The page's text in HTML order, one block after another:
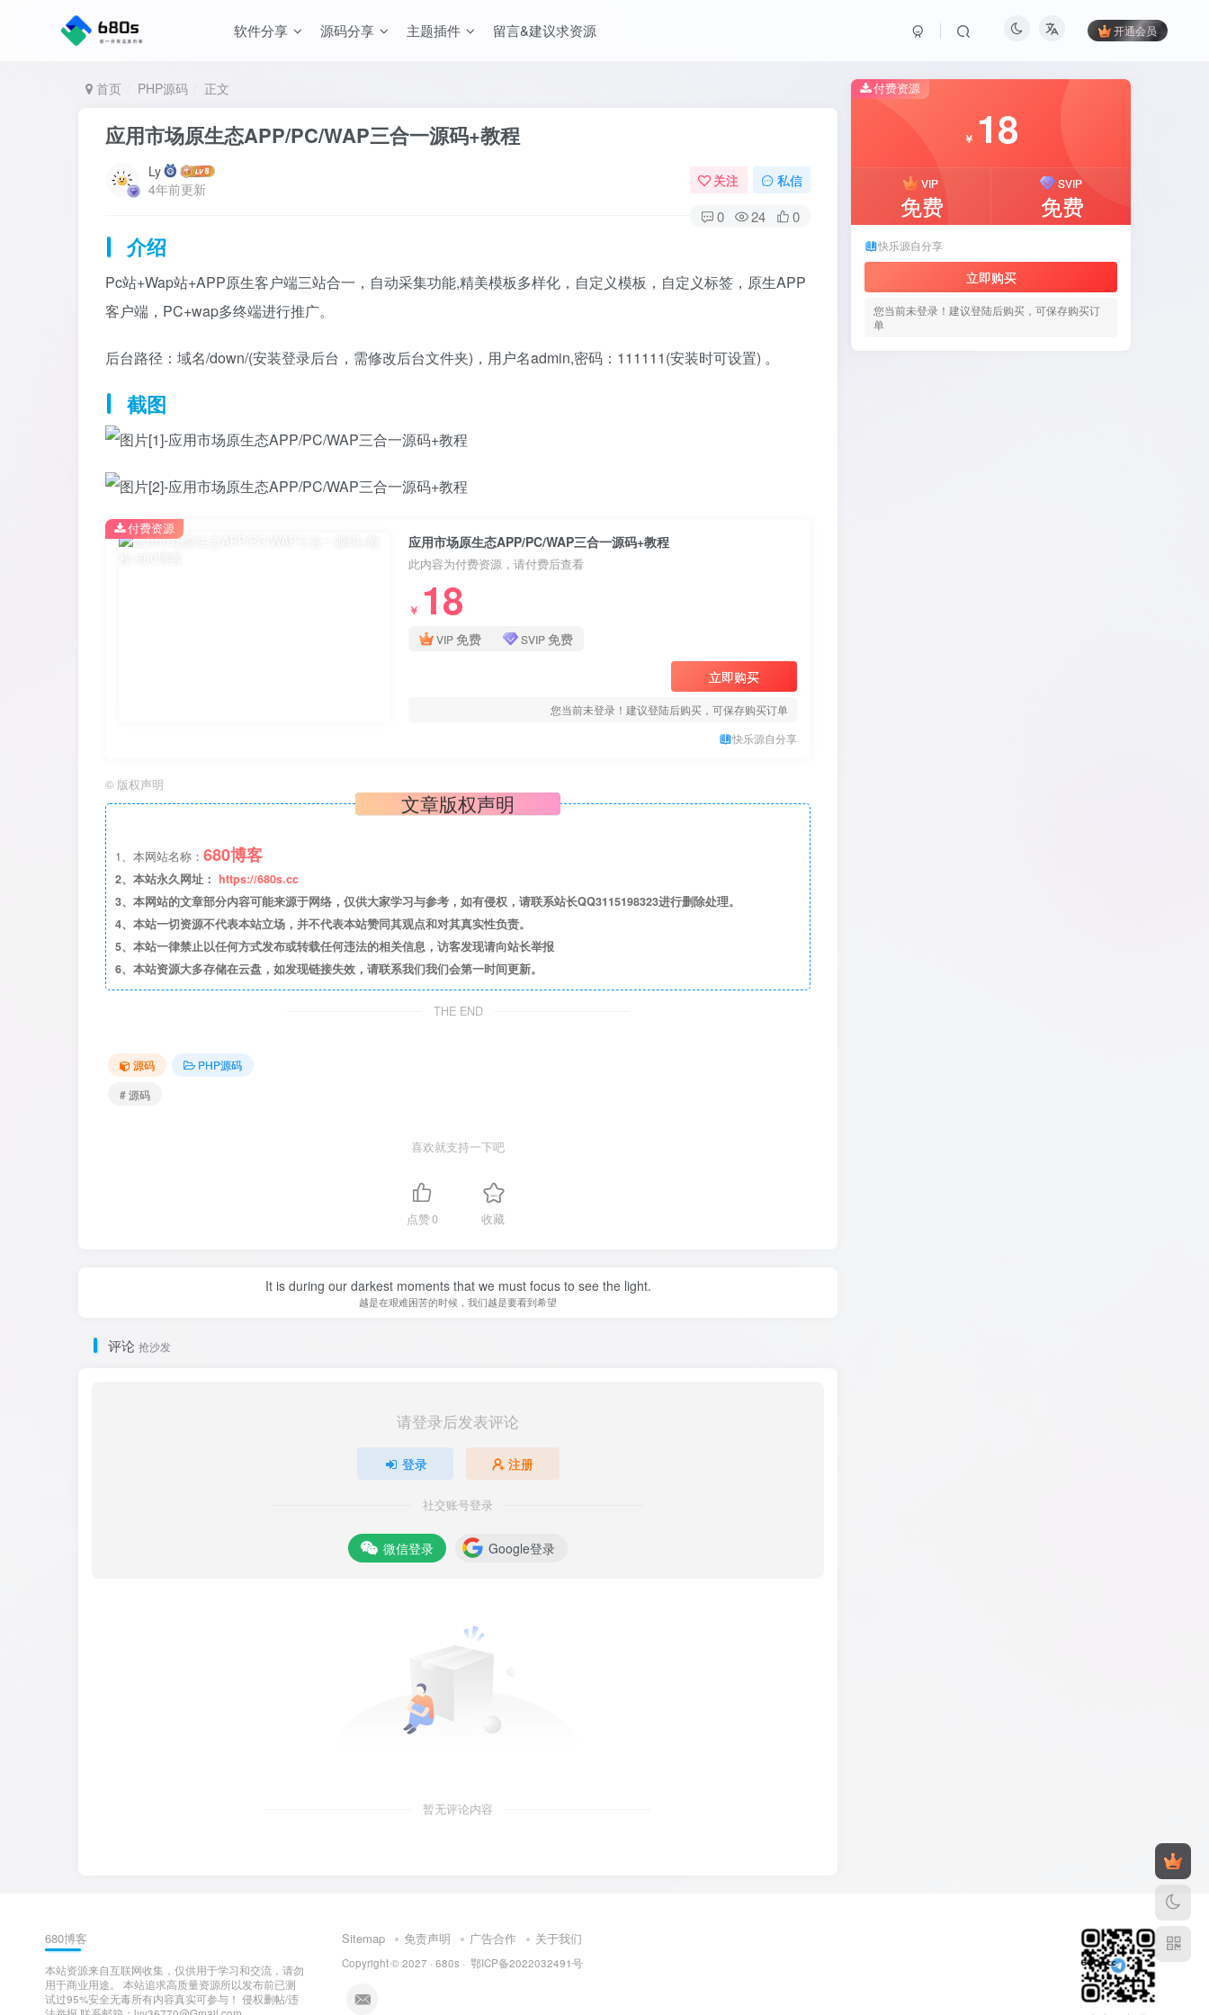
软件分享 源码分享 主题插件 留言&建议求资源 开通会员
首页 PHP源码 正文
应用市场原生态APP/PC/WAP三合一源码+教程
Ly
4年前更新
关注 私信
0 24 0
介绍
Pc站+Wap站+APP原生客户端三站合一，自动采集功能,精美模板多样化，自定义模板，自定义标签，原生APP
客户端，PC+wap多终端进行推广。
后台路径：域名/down/(安装登录后台，需修改后台文件夹)，用户名admin,密码：111111(安装时可设置) 。
截图
应用市场原生态APP/PC/WAP三合一源码+教程
此内容为付费资源，请付费后查看
￥ 18
VIP免费 SVIP免费
立即购买
您当前未登录！建议登陆后购买，可保存购买订单
快乐源自分享
付费资源
© 版权声明
文章版权声明
1、本网站名称： 680博客
2、本站永久网址： https://680s.cc
3、本网站的文章部分内容可能来源于网络，仅供大家学习与参考，如有侵权，请联系站长QQ3115198323进行删除处理。
4、本站一切资源不代表本站立场，并不代表本站赞同其观点和对其真实性负责。
5、本站一律禁止以任何方式发布或转载任何违法的相关信息，访客发现请向站长举报
6、本站资源大多存储在云盘，如发现链接失效，请联系我们我们会第一时间更新。
THE END
源码
PHP源码
# 源码
喜欢就支持一下吧
点赞0 收藏
It is during our darkest moments that we must focus to see the light.
越是在艰难困苦的时候，我们越是要看到希望
评论 抢沙发
请登录后发表评论
登录 注册
社交账号登录
微信登录 Google登录
暂无评论内容
付费资源
￥ 18
VIP
免费
SVIP
免费
快乐源自分享
立即购买
您当前未登录！建议登陆后购买，可保存购买订
单
680博客
本站资源来自互联网收集，仅供用于学习和交流，请勿
用于商业用途。 本站追求高质量资源所以发布前已测
试过95%安全无毒所有内容真实可参与！ 侵权删帖/违
Sitemap 免责声明 广告合作 关于我们
Copyright © 2027 · 680s · 鄂ICP备2022032491号